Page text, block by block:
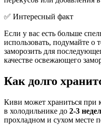
✅ Интересный факт
Если у вас есть больше
использовать, подумайте о
заморозить для
качестве освежающего
Как долго
Киви может храниться при
в холодильнике до 2-3
прохладном и сухом месте